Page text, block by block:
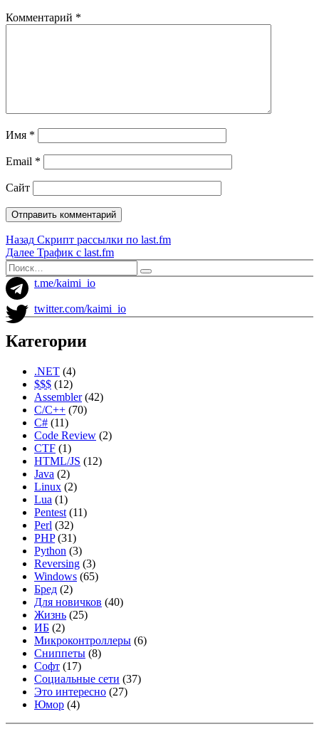
Комментарий *
Имя *
Email *
Сайт
Навигация
по
записям
Назад Предыдущая
запись:
Скрипт рассылки по last.fm
Далее Следующая
запись:
Трафик с last.fm
Искать:
Поиск
t.me/kaimi_io
twitter.com/kaimi_io
Категории
.NET (4)
$$$ (12)
Assembler(42)
C/C++ (70)
C# (11)
Code Review (2)
CTF (1)
HTML/JS (12)
Java (2)
Linux (2)
Lua (1)
Pentest (11)
Perl (32)
PHP(31)
Python (3)
Reversing (3)
Windows (65)
Бред (2)
Для новичков (40)
Жизнь (25)
ИБ (2)
Микроконтроллеры (6)
Сниппеты (8)
Софт (17)
Социальные сети (37)
Это интересно (27)
Юмор (4)